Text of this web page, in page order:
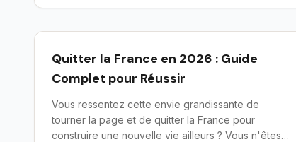
Quitter la France en 2026 : Guide
Complet pour Réussir
Vous ressentez cette envie grandissante de
tourner la page et de quitter la France pour
construire une nouvelle vie ailleurs ? Vous n'êtes